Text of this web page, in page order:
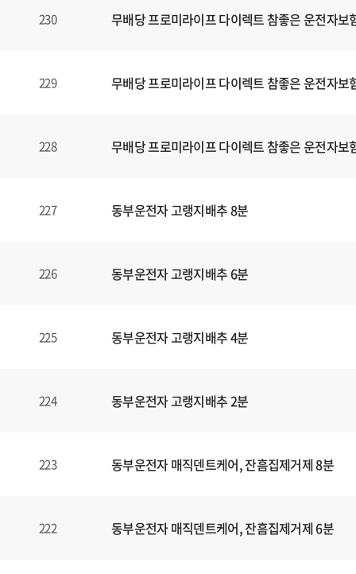
230 무배당 프로미라이프 다이렉트 참좋은 운전자보
229 무배당 프로미라이프 다이렉트 참좋은 운전자보
228 무배당 프로미라이프 다이렉트 참좋은 운전자보
227 동부운전자 고랭지배추 8분
226 동부운전자 고랭지배추 6분
225 동부운전자 고랭지배추 4분
224 동부운전자 고랭지배추 2분
223 동부운전자 매직덴트케어, 잔흠집제거제 8분
222 동부운전자 매직덴트케어, 잔흠집제거제 6분